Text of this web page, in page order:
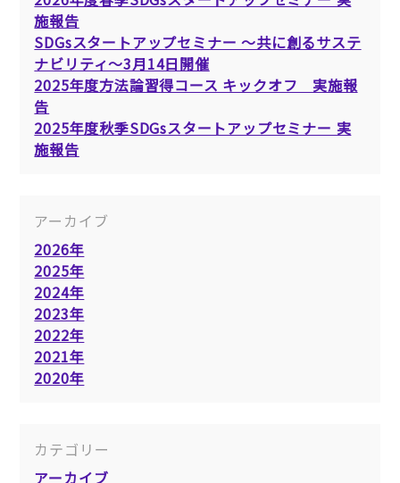
施報告
SDGsスタートアップセミナー ～共に創るサステ
ナビリティ～3月14日開催
2025年度方法論習得コース キックオフ 実施報
告
2025年度秋季SDGsスタートアップセミナー 実
施報告
アーカイブ
2026年
2025年
2024年
2023年
2022年
2021年
2020年
カテゴリー
アーカイブ